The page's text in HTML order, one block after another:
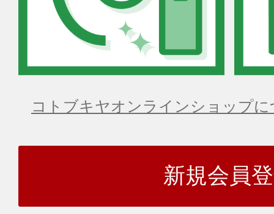
コトブキヤオンラインショップ